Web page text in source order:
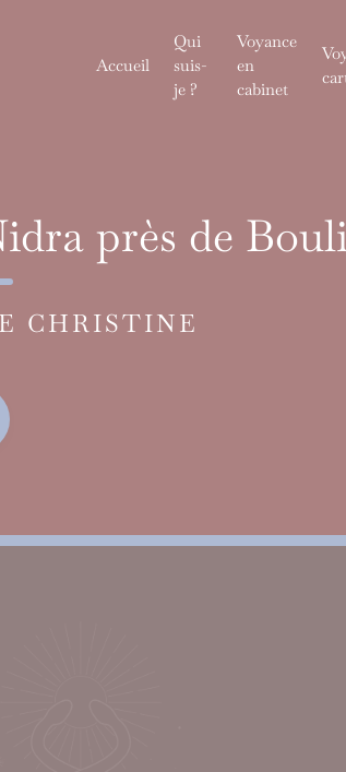
Accueil
Qui
suis-
je ?
Voyance
en
cabinet
près de
CHRISTINE